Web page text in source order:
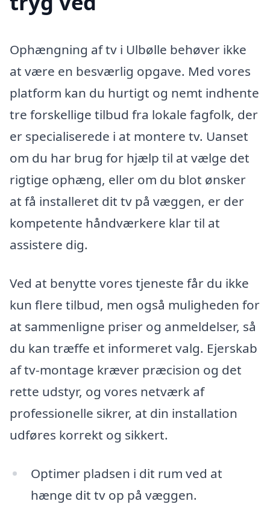
Ophængning af tv i Ulbølle behøver ikke
at være en besværlig opgave. Med vores
platform kan du hurtigt og nemt indhente
tre forskellige tilbud fra lokale fagfolk, der
er specialiserede i at montere tv. Uanset
om du har brug for hjælp til at vælge det
rigtige ophæng, eller om du blot ønsker
at få installeret dit tv på væggen, er der
kompetente håndværkere klar til at
assistere dig.
Ved at benytte vores tjeneste får du ikke
kun flere tilbud, men også muligheden for
at sammenligne priser og anmeldelser, så
du kan træffe et informeret valg. Ejerskab
af tv-montage kræver præcision og det
rette udstyr, og vores netværk af
professionelle sikrer, at din installation
udføres korrekt og sikkert.
Optimer pladsen i dit rum ved at
hænge dit tv op på væggen.